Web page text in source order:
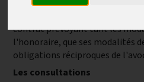
contrat prévoyant tant les
l'honoraire, que ses modalités
obligations réciproques de
Les consultations